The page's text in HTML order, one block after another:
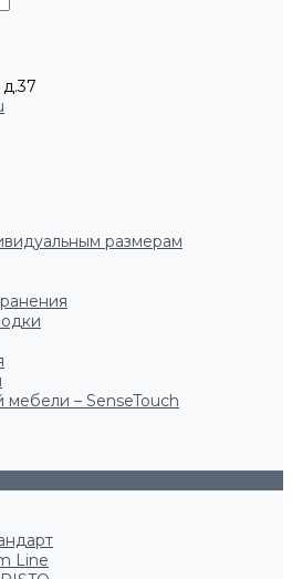
д.37
размерам
– SenseTouch
Line